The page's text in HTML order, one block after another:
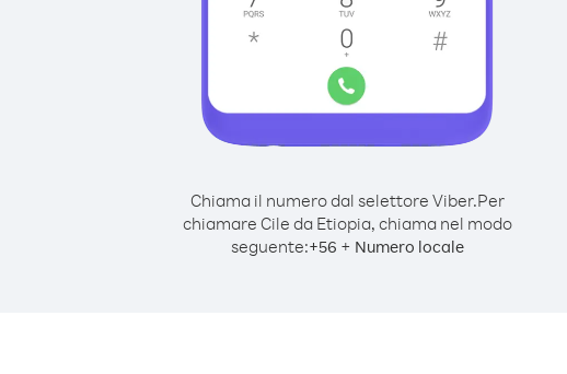
Chiama il numero dal selettore Viber.Per
chiamare Cile da Etiopia, chiama nel modo
seguente:+56 + Numero locale